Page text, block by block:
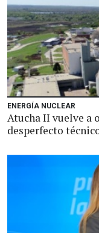
ENERGÍA NUCLEAR
Atucha II vuelve a
desperfecto